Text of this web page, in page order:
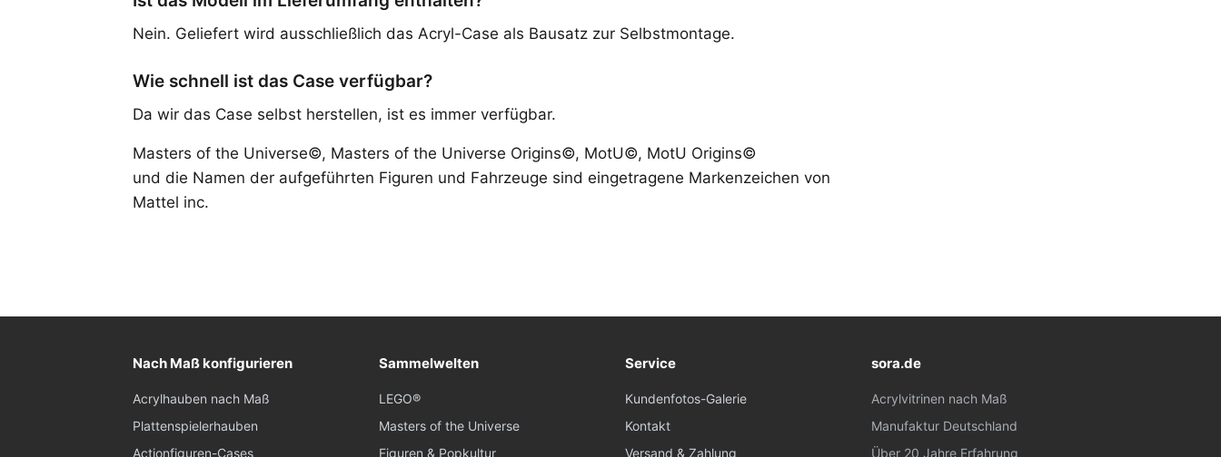
Nein. Geliefert wird ausschließlich das Acryl-Case als Bausatz zur Selbstmontage.
Wie schnell ist das Case verfügbar?
Da wir das Case selbst herstellen, ist es immer verfügbar.
Masters of the Universe©, Masters of the Universe Origins©, MotU©, MotU Origins©
und die Namen der aufgeführten Figuren und Fahrzeuge sind eingetragene Markenzeichen von
Mattel inc.
Nach Maß konfigurieren
Acrylhauben nach Maß
Plattenspielerhauben
Actionfiguren-Cases
Sammelwelten
LEGO®
Masters of the Universe
Figuren & Popkultur
Service
Kundenfotos-Galerie
Kontakt
Versand & Zahlung
sora.de
Acrylvitrinen nach Maß
Manufaktur Deutschland
Über 20 Jahre Erfahrung